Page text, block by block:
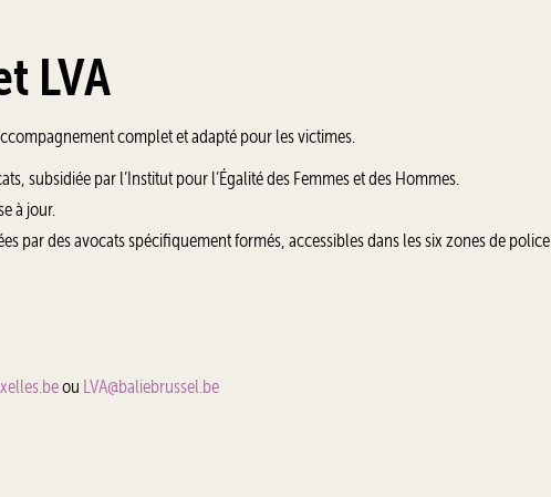
LVA
complet et adapté pour les victimes.
subsidiée par l’Institut pour l’Égalité des Femmes et des Hommes.
à jour.
par des avocats spécifiquement formés, accessibles dans les six zones de police
ou LVA@baliebrussel.be